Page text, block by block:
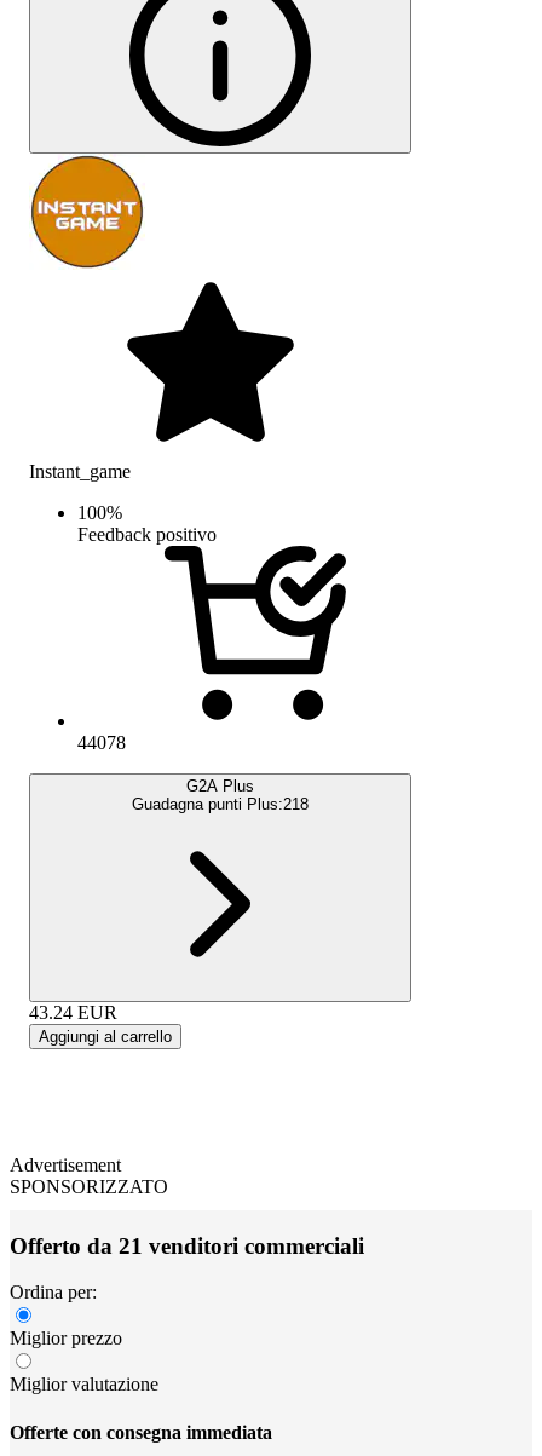
Instant_game
100%
Feedback positivo
44078
G2A Plus
Guadagna punti Plus:218
43.24 EUR
Aggiungi al carrello
Advertisement
SPONSORIZZATO
Offerto da 21 venditori commerciali
Ordina per:
Miglior prezzo
Miglior valutazione
Offerte con consegna immediata